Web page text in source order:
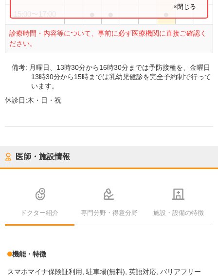
診療時間・内容等について、事前に必ず医療機関に直接ご確認く
ださい。
×閉じる
備考: 月曜日、13時30分から16時30分までは予防接種を、金曜日
13時30分から15時までは乳幼児健診を完全予約制で行って
います。
休診日:木・日・祝
医師・施設情報
ドクター紹介 専門分野・得意分野 施設・設備の特徴
機能・特徴
スマホマイナ保険証利用 駐車場(無料) 英語対応 バリアフリー